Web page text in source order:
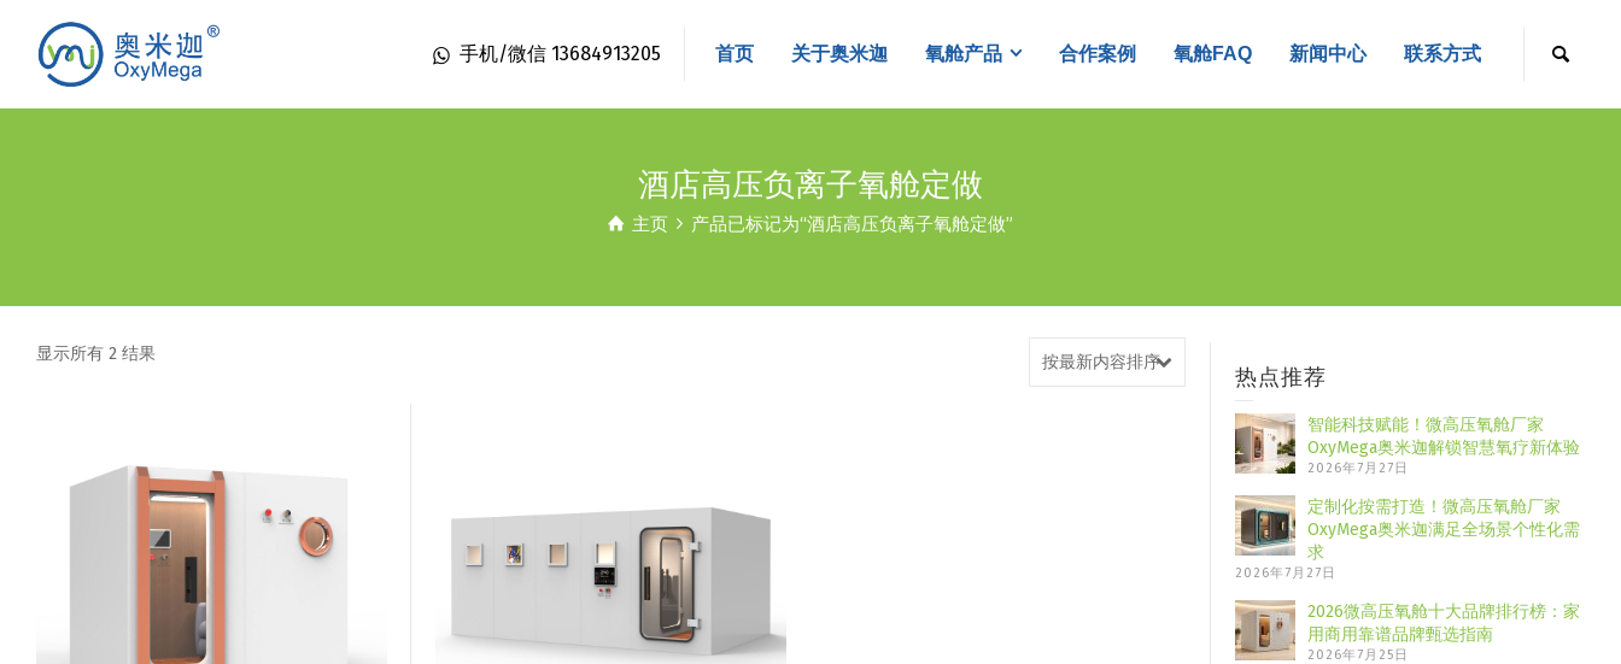
手机/微信 13684913205 首页 关于奥米迦 氧舱产品 合作案例 氧舱FAQ 新闻中心 联系方式
酒店高压负离子氧舱定做
主页 产品已标记为“酒店高压负离子氧舱定做”
显示所有 2 结果 按最新内容排序
热点推荐
智能科技赋能！微高压氧舱厂家
OxyMega奥米迦解锁智慧氧疗新体验
2026年7月27日
定制化按需打造！微高压氧舱厂家
OxyMega奥米迦满足全场景个性化需
求
2026年7月27日
2026微高压氧舱十大品牌排行榜：家
用商用靠谱品牌甄选指南
2026年7月25日